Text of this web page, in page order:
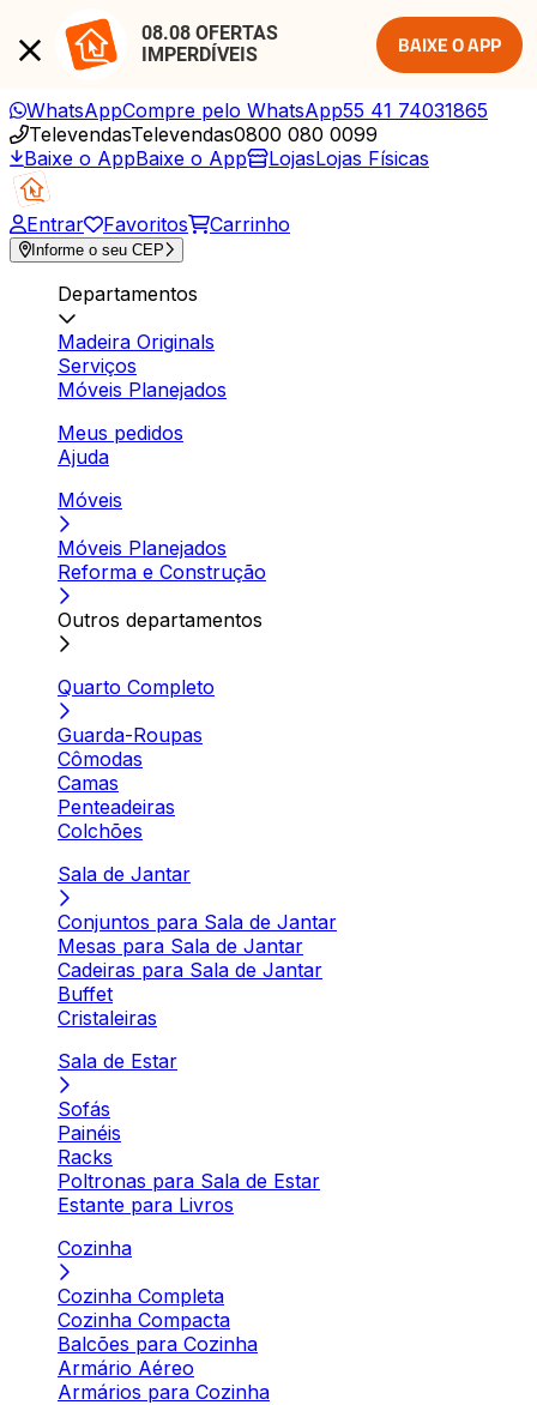
08.08 OFERTAS
IMPERDÍVEIS
BAIXE O APP
WhatsAppCompre pelo WhatsApp55 41 74031865
TelevendasTelevendas0800 080 0099
Baixe o AppBaixe o App LojasLojas Físicas
Entrar Favoritos Carrinho
Informe o seu CEP
Departamentos
Madeira Originals
Serviços
Móveis Planejados
Meus pedidos
Ajuda
Móveis
Móveis Planejados
Reforma e Construção
Outros departamentos
Quarto Completo
Guarda-Roupas
Cômodas
Camas
Penteadeiras
Colchões
Sala de Jantar
Conjuntos para Sala de Jantar
Mesas para Sala de Jantar
Cadeiras para Sala de Jantar
Buffet
Cristaleiras
Sala de Estar
Sofás
Painéis
Racks
Poltronas para Sala de Estar
Estante para Livros
Cozinha
Cozinha Completa
Cozinha Compacta
Balcões para Cozinha
Armário Aéreo
Armários para Cozinha